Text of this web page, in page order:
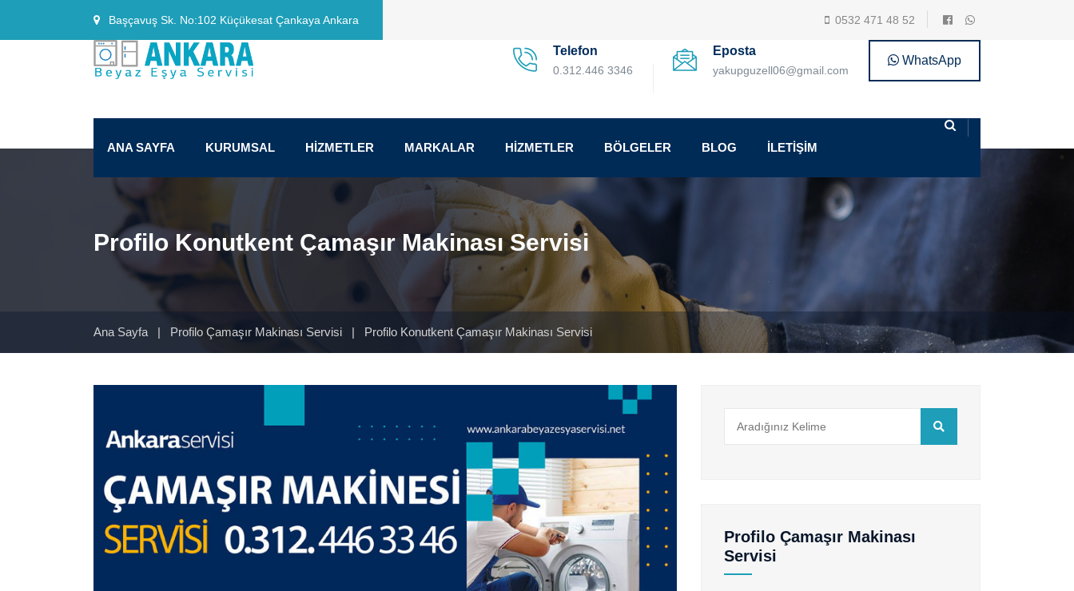
Başçavuş Sk. No:102 Küçükesat Çankaya Ankara 0532 471 48 52
Telefon
0.312.446 3346
Eposta
yakupguzell06@gmail.com
WhatsApp
ANA SAYFA KURUMSAL HİZMETLER MARKALAR HİZMETLER BÖLGELER BLOG İLETİŞİM
Profilo Konutkent Çamaşır Makinası Servisi
Ana Sayfa | Profilo Çamaşır Makinası Servisi | Profilo Konutkent Çamaşır Makinası Servisi
Profilo Çamaşır Makinası
Servisi